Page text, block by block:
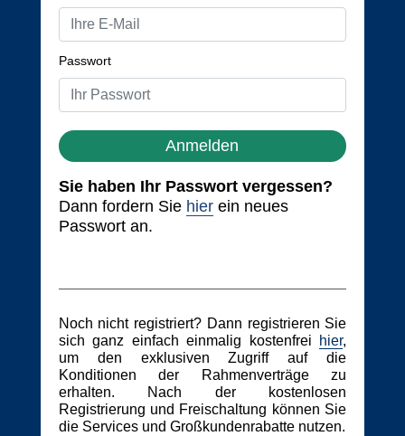
Passwort
Anmelden
Sie haben Ihr Passwort vergessen?
Dann fordern Sie hierein neues
Passwort an.
Noch nicht registriert? Dann registrieren Sie
sich ganz einfach einmalig kostenfrei
hier,
um den exklusiven Zugriff auf die
Konditionen der Rahmenverträge zu
erhalten. Nach der kostenlosen
Registrierung und Freischaltung können Sie
die Services und Großkundenrabatte nutzen.